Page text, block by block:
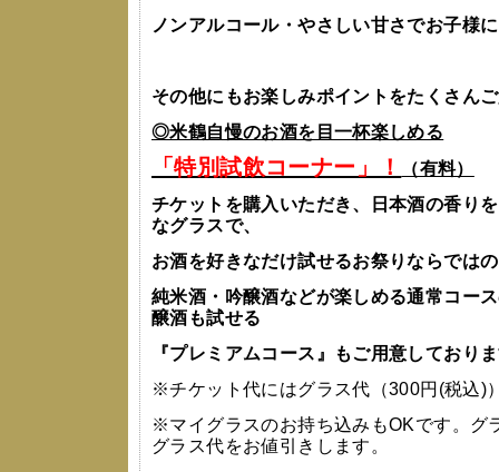
ノンアルコール・やさしい甘さでお子様
その他にもお楽しみポイントをたくさん
◎米鶴自慢のお酒を目一杯楽しめる
「特別試飲コーナー」！
（有料）
チケットを購入いただき、日本酒の香り
なグラスで、
お酒を好きなだけ試せるお祭りならでは
純米酒・吟醸酒などが楽しめる通常コー
醸酒も試せる
『プレミアムコース』もご用意しており
※チケット代にはグラス代（300円(税込)
※マイグラスのお持ち込みもOKです。グ
グラス代をお値引きします。